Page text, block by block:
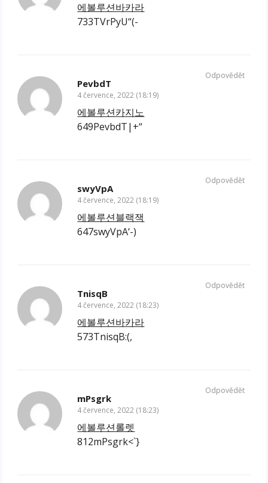
에볼루션바카라
733TVrPyU“(-
PevbdT
4 července, 2022 (18:19)
에볼루션카지노
649PevbdT|+“
Odpovědět
swyVpA
4 července, 2022 (18:19)
에볼루션블랙잭
647swyVpA‘-)
Odpovědět
TnisqB
4 července, 2022 (18:23)
에볼루션바카라
573TnisqB:(,
Odpovědět
mPsgrk
4 července, 2022 (18:23)
에볼루션롤렛
812mPsgrk<`}
Odpovědět